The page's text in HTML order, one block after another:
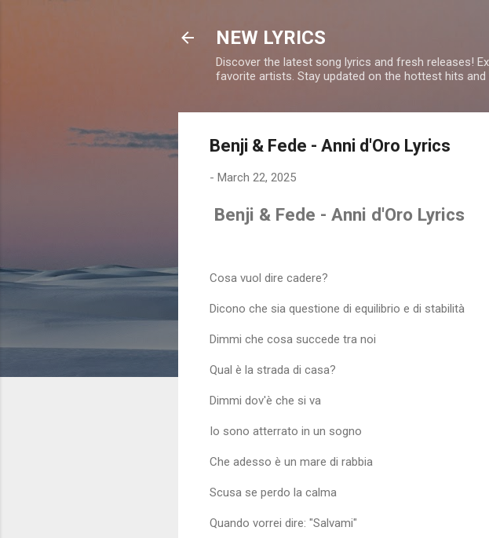
NEW LYRICS
Discover the latest song lyrics and fresh releases!
favorite artists. Stay updated on the hottest hits
Benji & Fede - Anni d'Oro Lyrics
- March 22, 2025
Benji & Fede - Anni d'Oro Lyrics
Cosa vuol dire cadere?
Dicono che sia questione di equilibrio e di stabilità
Dimmi che cosa succede tra noi
Qual è la strada di casa?
Dimmi dov'è che si va
Io sono atterrato in un sogno
Che adesso è un mare di rabbia
Scusa se perdo la calma
Quando vorrei dire: "Salvami"